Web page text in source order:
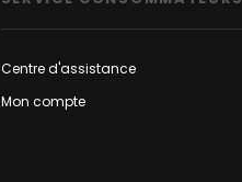
Centre d'assistance
Mon compte